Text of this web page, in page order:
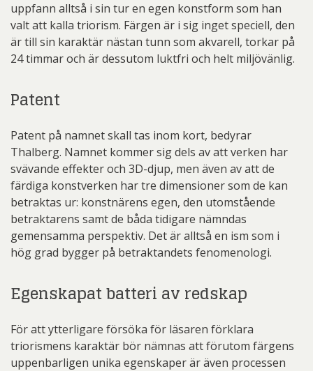
uppfann alltså i sin tur en egen konstform som han
valt att kalla triorism. Färgen är i sig inget speciell, den
är till sin karaktär nästan tunn som akvarell, torkar på
24 timmar och är dessutom luktfri och helt miljövänlig.
Patent
Patent på namnet skall tas inom kort, bedyrar
Thalberg. Namnet kommer sig dels av att verken har
svävande effekter och 3D-djup, men även av att de
färdiga konstverken har tre dimensioner som de kan
betraktas ur: konstnärens egen, den utomstående
betraktarens samt de båda tidigare nämndas
gemensamma perspektiv. Det är alltså en ism som i
hög grad bygger på betraktandets fenomenologi.
Egenskapat batteri av redskap
För att ytterligare försöka för läsaren förklara
triorismens karaktär bör nämnas att förutom färgens
uppenbarligen unika egenskaper är även processen